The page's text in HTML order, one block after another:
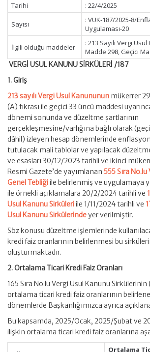
Tarihi
: 22/4/2025
Sayısı
: VUK-187/2025-8/
Uygulaması-20
İlgili olduğu maddeler
: 213 Sayılı Vergi
Madde 298, Geçici
VERGİ USUL KANUNU SİRKÜLERİ /187
1. Giriş
213 sayılı Vergi Usul Kanununun mükerrer
(A) fıkrası ile geçici 33 üncü maddesi
dönemi sonunda ve düzeltme şartlarının
gerçekleşmesine/varlığına bağlı olarak
dâhil) izleyen hesap dönemlerinde
tutulacak mali tablolar ve yapılacak
ve esasları 30/12/2023 tarihli ve ikinci
Resmi Gazete’de yayımlanan 555 Sıra
Genel Tebliğiile belirlenmiş ve uygulamaya
ile örnekli açıklamalara 20/2/2024 tarihli ve
Usul Kanunu Sirküleriile 1/11/2024 tarihli ve
Usul Kanunu Sirkülerindeyer verilmiştir.
Söz konusu düzeltme işlemlerinde
kredi faiz oranlarının belirlenmesi bu
oluşturmaktadır.
2. Ortalama Ticari Kredi Faiz Oranları
165 Sıra No.lu Vergi Usul Kanunu
ortalama ticari kredi faiz oranlarının
dönemlerde Başkanlığımızca ayrıca
Bu kapsamda, 2025/Ocak, 2025/Şubat ve
ilişkin ortalama ticari kredi faiz oranlarına
Ortalama